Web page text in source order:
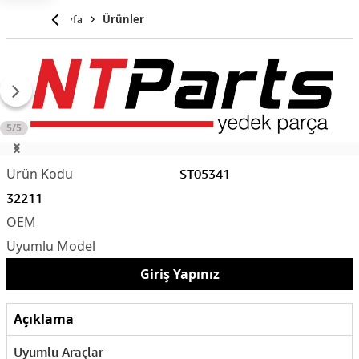
Anasayfa Ürünler
5/5
ST05341
32211
Giriş Yapınız
Açıklama
Uyumlu Araçlar